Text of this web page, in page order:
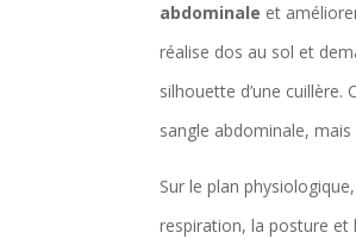
abdominale et
réalise dos au sol et
silhouette d’une
sangle abdominale,
Sur le plan
respiration, la posture et